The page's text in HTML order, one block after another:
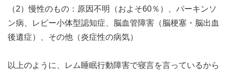
（2）慢性のもの：原因不明（およそ60％）、パーキンソ
ン病、レビー小体型認知症、脳血管障害（脳梗塞・脳出血
後遺症）、その他（炎症性の病気）
以上のように、レム睡眠行動障害で寝言を言っているから